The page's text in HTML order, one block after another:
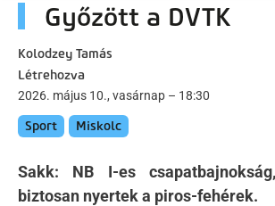
Győzött a DVTK
Kolodzey Tamás
Létrehozva
2026. május 10., vasárnap – 18:30
Sport Miskolc
Sakk: NB I-es
biztosan nyertek a piros-fehérek.